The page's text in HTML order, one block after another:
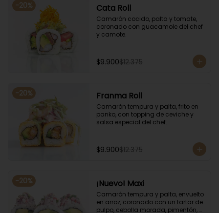
-20% Cata Roll
Camarón cocido, palta y tomate,
coronado con guacamole del chef
y camote.
$9.900$12.375
-20% Franma Roll
Camarón tempura y palta, frito en
panko, con topping de ceviche y
salsa especial del chef.
$9.900$12.375
-20% ¡Nuevo! Maxi
Camarón tempura y palta, envuelto
en arroz, coronado con un tartar de
pulpo, cebolla morada, pimentón,